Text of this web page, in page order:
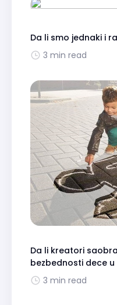
Da li smo jednaki i
3 min read
Da li kreatori
bezbednosti dece
3 min read